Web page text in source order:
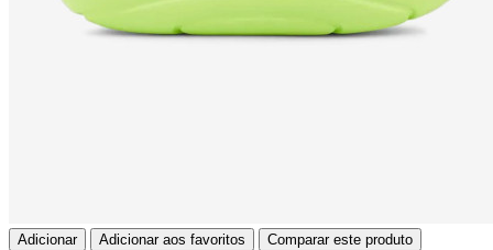
Adicionar Adicionar aos favoritos Comparar este produto